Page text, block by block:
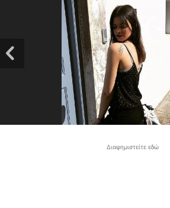
Διαφημιστείτε εδώ